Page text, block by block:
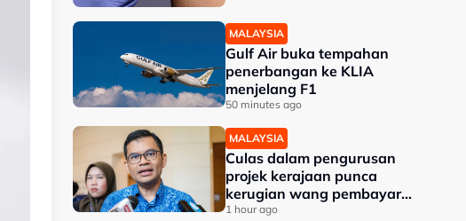
MALAYSIA
Gulf Air buka tempahan
penerbangan ke KLIA
menjelang F1
50 minutes ago
MALAYSIA
Culas dalam pengurusan
projek kerajaan punca
kerugian wang pembayar
cukai - Akmal
1 hour ago